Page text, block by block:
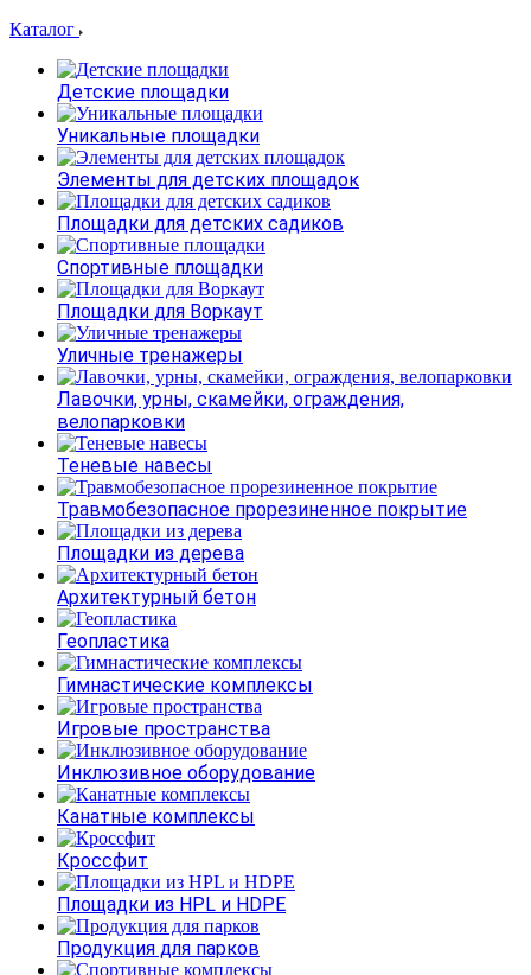
Каталог
Детские площадки
Уникальные площадки
Элементы для детских площадок
Площадки для детских садиков
Спортивные площадки
Площадки для Воркаут
Уличные тренажеры
Лавочки, урны, скамейки, ограждения,
велопарковки
Теневые навесы
Травмобезопасное прорезиненное покрытие
Площадки из дерева
Архитектурный бетон
Геопластика
Гимнастические комплексы
Игровые пространства
Инклюзивное оборудование
Канатные комплексы
Кроссфит
Площадки из HPL и HDPE
Продукция для парков